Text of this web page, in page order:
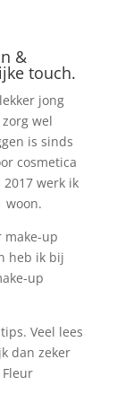
&
touch.
jong
wel
is sinds
cosmetica
werk ik
woon.
make-up
heb ik bij
up
Veel lees
dan zeker